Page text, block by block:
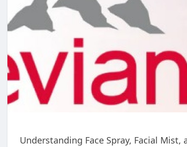
Understanding Face Spray, Facial